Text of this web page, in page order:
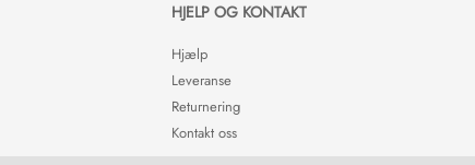
HJELP OG KONTAKT
Hjælp
Leveranse
Returnering
Kontakt oss